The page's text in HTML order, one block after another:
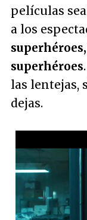
películas
a los
superhéroes.
las lentejas,
dejas.